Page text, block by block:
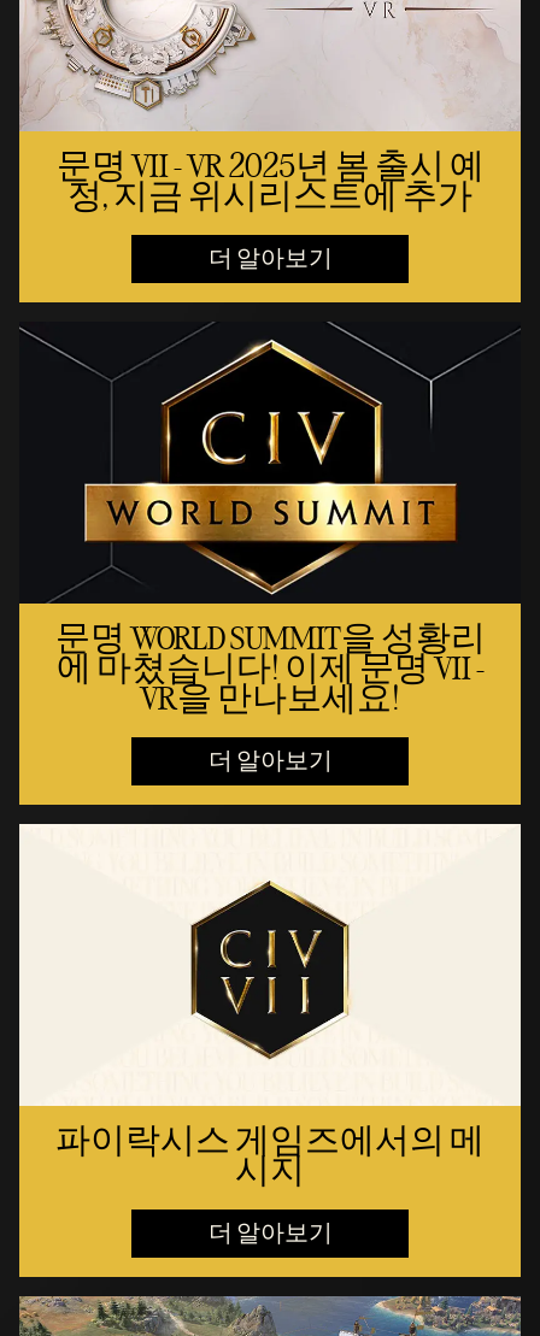
문명 VII - VR 2025년 봄 출시 예
정, 지금 위시리스트에 추가
더 알아보기
문명 WORLD SUMMIT을 성황리
에 마쳤습니다! 이제 문명 VII -
VR을 만나보세요!
더 알아보기
파이락시스 게임즈에서의 메
시지
더 알아보기